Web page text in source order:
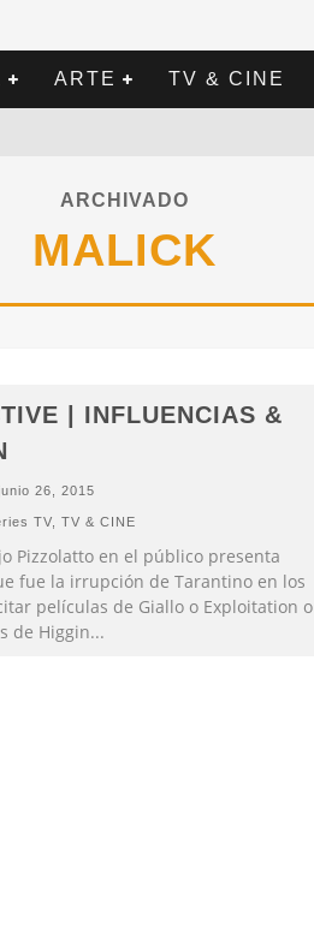
ARTE TV & CINE
ARCHIVADO
MALICK
| INFLUENCIAS &
26, 2015
TV, TV & CINE
Pizzolatto en el público presenta
fue la irrupción de Tarantino en los
películas de Giallo o Exploitation o
de Higgin...